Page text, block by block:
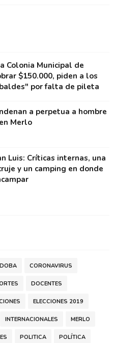
Colonia Municipal de
$150.000, piden a los
por falta de pileta
a perpetua a hombre
Merlo
Luis: Críticas internas, una
y un camping en donde
CORONAVIRUS
DOCENTES
ELECCIONES 2019
INTERNACIONALES MERLO
POLITICA POLÍTICA